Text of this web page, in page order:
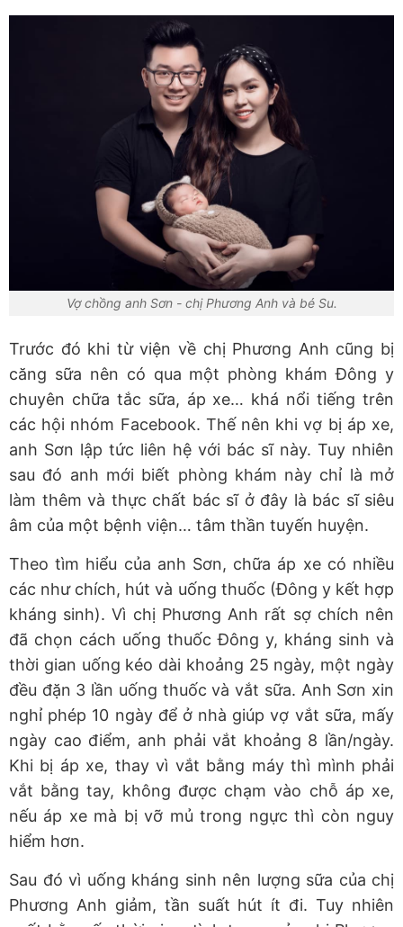
Vợ chồng anh Sơn - chị Phương Anh và bé Su.
Trước đó khi từ viện về chị Phương Anh cũng bị
căng sữa nên có qua một phòng khám Đông y
chuyên chữa tắc sữa, áp xe… khá nổi tiếng trên
các hội nhóm Facebook. Thế nên khi vợ bị áp xe,
anh Sơn lập tức liên hệ với bác sĩ này. Tuy nhiên
sau đó anh mới biết phòng khám này chỉ là mở
làm thêm và thực chất bác sĩ ở đây là bác sĩ siêu
âm của một bệnh viện… tâm thần tuyến huyện.
Theo tìm hiểu của anh Sơn, chữa áp xe có nhiều
các như chích, hút và uống thuốc (Đông y kết hợp
kháng sinh). Vì chị Phương Anh rất sợ chích nên
đã chọn cách uống thuốc Đông y, kháng sinh và
thời gian uống kéo dài khoảng 25 ngày, một ngày
đều đặn 3 lần uống thuốc và vắt sữa. Anh Sơn xin
nghỉ phép 10 ngày để ở nhà giúp vợ vắt sữa, mấy
ngày cao điểm, anh phải vắt khoảng 8 lần/ngày.
Khi bị áp xe, thay vì vắt bằng máy thì mình phải
vắt bằng tay, không được chạm vào chỗ áp xe,
nếu áp xe mà bị vỡ mủ trong ngực thì còn nguy
hiểm hơn.
Sau đó vì uống kháng sinh nên lượng sữa của chị
Phương Anh giảm, tần suất hút ít đi. Tuy nhiên